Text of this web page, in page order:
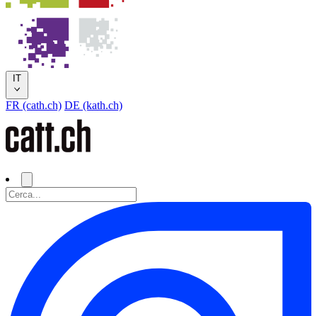
IT
FR (cath.ch) DE (kath.ch)